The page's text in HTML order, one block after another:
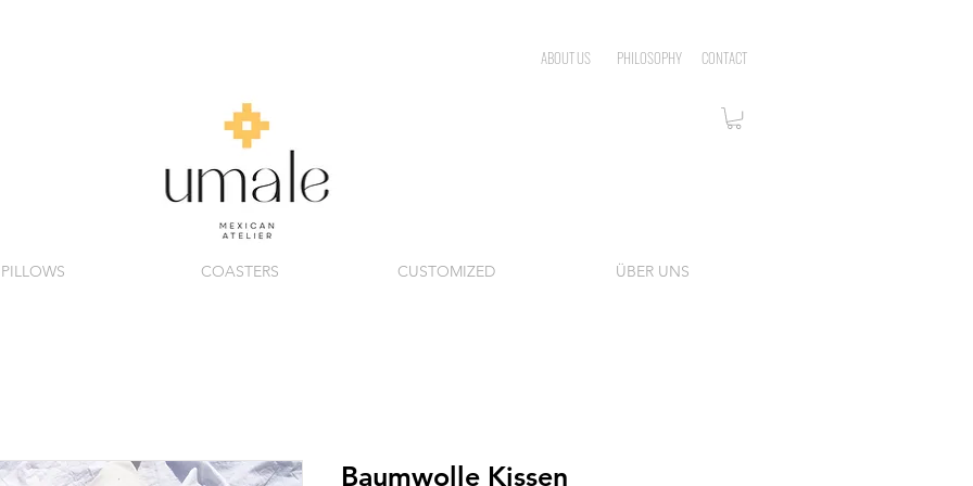
ABOUT US PHILOSOPHY CONTACT
PILLOWS COASTERS CUSTOMIZED ÜBER UNS
Baumwolle Kissen